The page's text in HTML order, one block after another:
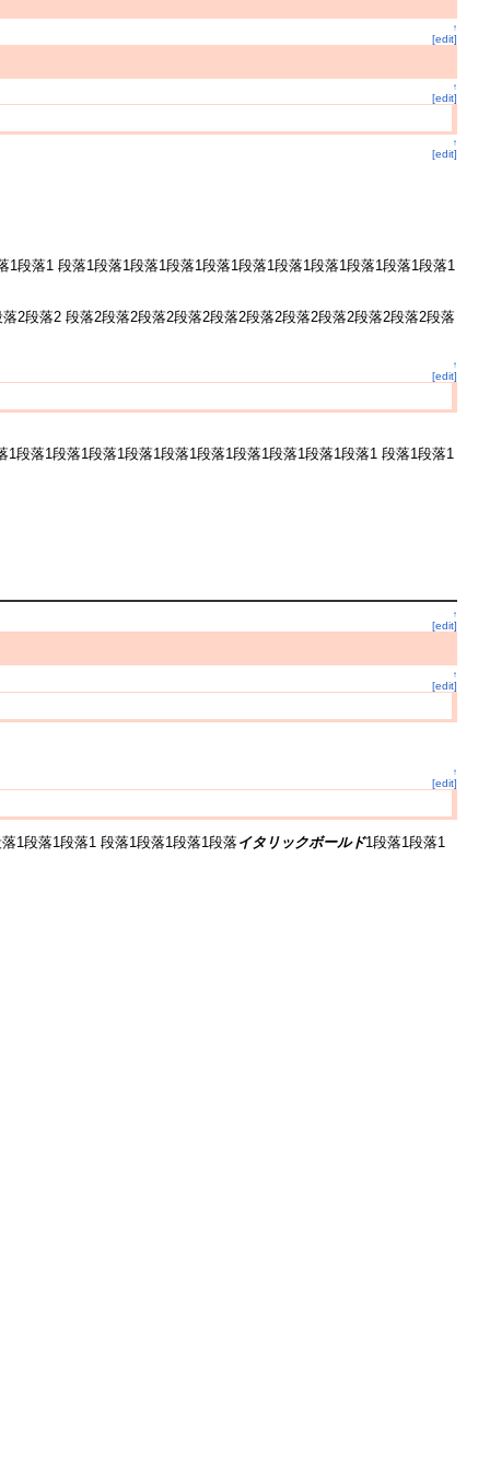
↑
[edit]
↑
[edit]
↑
[edit]
1段落1 段落1段落1段落1段落1段落1段落1段落1段落1段落1段落1段落1
2段落2 段落2段落2段落2段落2段落2段落2段落2段落2段落2段落2段落
↑
[edit]
落1段落1段落1段落1段落1段落1段落1段落1段落1段落1 段落1段落1
↑
[edit]
↑
[edit]
↑
[edit]
1段落1段落1 段落1段落1段落1段落イタリックボールド1段落1段落1